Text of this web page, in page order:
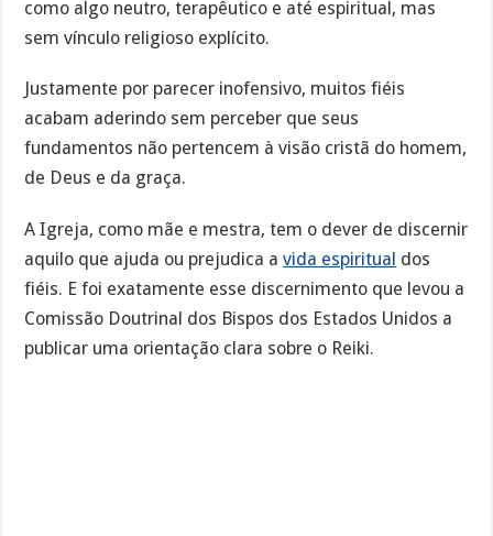
como algo neutro, terapêutico e até espiritual, mas
sem vínculo religioso explícito.
Justamente por parecer inofensivo, muitos fiéis
acabam aderindo sem perceber que seus
fundamentos não pertencem à visão cristã do homem,
de Deus e da graça.
A Igreja, como mãe e mestra, tem o dever de discernir
aquilo que ajuda ou prejudica avida espiritual dos
fiéis. E foi exatamente esse discernimento que levou a
Comissão Doutrinal dos Bispos dos Estados Unidos a
publicar uma orientação clara sobre o Reiki.